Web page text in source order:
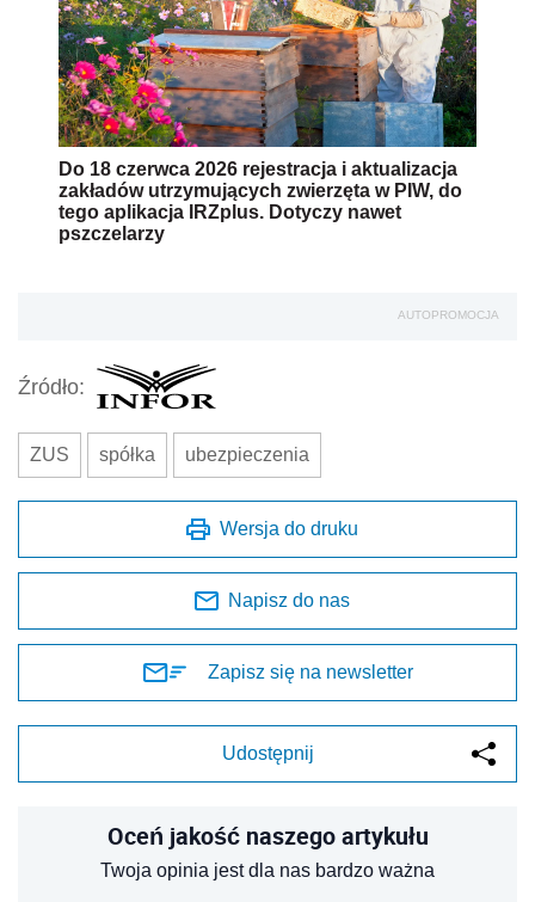
Do 18 czerwca 2026 rejestracja i aktualizacja
zakładów utrzymujących zwierzęta w PIW, do
tego aplikacja IRZplus. Dotyczy nawet
pszczelarzy
AUTOPROMOCJA
Źródło:
ZUS spółka ubezpieczenia
Wersja do druku
Napisz do nas
Zapisz się na newsletter
Udostępnij
Oceń jakość naszego artykułu
Twoja opinia jest dla nas bardzo ważna